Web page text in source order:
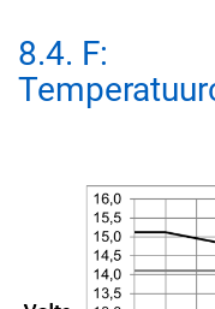
8.4. F: